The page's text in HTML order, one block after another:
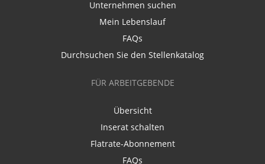
Unternehmen suchen
Mein Lebenslauf
FAQs
Durchsuchen Sie den Stellenkatalog
FÜR ARBEITGEBENDE
Übersicht
Inserat schalten
Flatrate-Abonnement
FAQs